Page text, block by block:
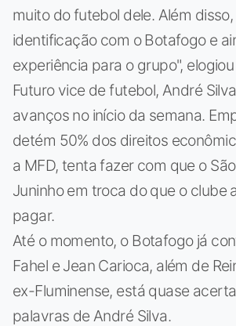
muito do futebol dele. Além
identificação com o Botafogo e
experiência para o grupo",
Futuro vice de futebol, André
avanços no início da semana.
detém 50% dos direitos
a MFD, tenta fazer com que o
Juninho em troca do que o clube
pagar.
Até o momento, o Botafogo já
Fahel e Jean Carioca, além de
ex-Fluminense, está quase
palavras de André Silva.